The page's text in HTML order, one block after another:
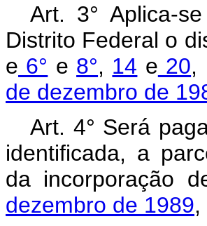
Art. 3° Aplica-
Distrito Federal o
e 6° e 8°, 14 e 20,
de dezembro de
Art. 4° Será
identificada, a
da incorporação
dezembro de 1989